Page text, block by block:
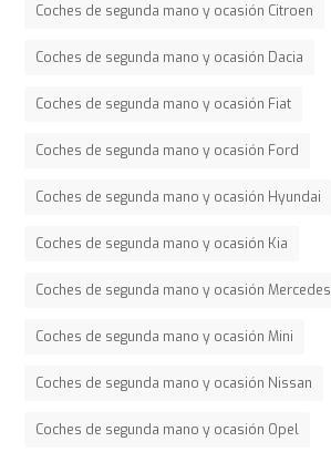
Coches de segunda mano y ocasión Citroen
Coches de segunda mano y ocasión Dacia
Coches de segunda mano y ocasión Fiat
Coches de segunda mano y ocasión Ford
Coches de segunda mano y ocasión Hyundai
Coches de segunda mano y ocasión Kia
Coches de segunda mano y ocasión Mercedes
Coches de segunda mano y ocasión Mini
Coches de segunda mano y ocasión Nissan
Coches de segunda mano y ocasión Opel